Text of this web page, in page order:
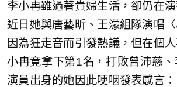
李小冉雖過著貴婦生活，卻仍在
近日她與唐藝昕、王濛組隊演唱〈
因為狂走音而引發熱議，但在個
小冉竟拿下第1名，打敗曾沛慈、
演員出身的她因此哽咽發表感言